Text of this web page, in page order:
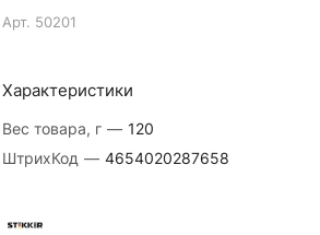
Арт. 50201
Характеристики
Вес товара, г — 120
ШтрихКод — 4654020287658